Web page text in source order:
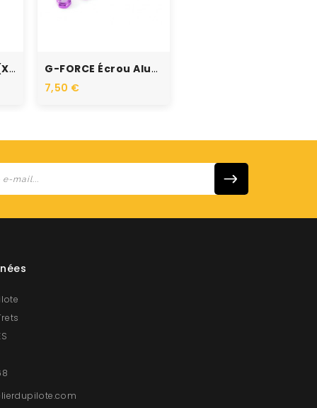
Ecrous Freins M2 (x10)
G-FORCE Écrou Aluminium...
7,50 €